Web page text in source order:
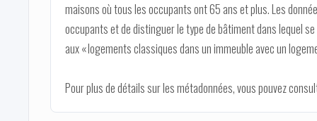
maisons où tous les occupants ont 65 ans et plus. Les
occupants et de distinguer le type de bâtiment dans lequel
aux « logements classiques dans un immeuble avec un
Pour plus de détails sur les métadonnées, vous pouvez